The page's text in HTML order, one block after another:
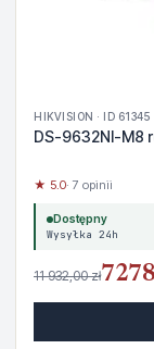
HIKVISION · ID 61345
DS-9632NI-M8
★ 5.0· 7 opinii
Dostępny
Wysyłka 24h
11 932,00 zł